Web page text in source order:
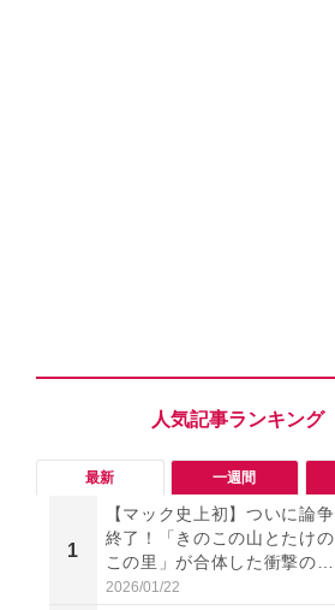
最新 一週間
1
【マック史上初】ついに論争
終了！「きのこの山とたけの
この里」が合体した衝撃の新
作ルーリー
2026/01/22